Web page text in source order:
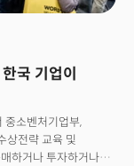
국 기업이
중소벤처기업부,
상전략 교육 및
하거나 투자하거나